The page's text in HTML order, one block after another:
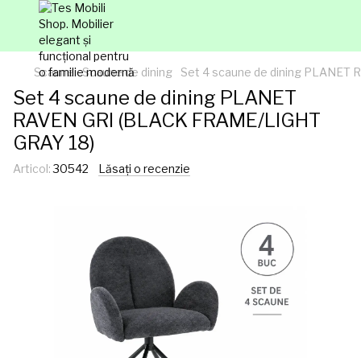
Scaune Scaune de dining Set 4 scaune de dining PLANET
Set 4 scaune de dining PLANET
RAVEN GRI (BLACK FRAME/LIGHT
GRAY 18)
Articol:30542 Lăsați o recenzie